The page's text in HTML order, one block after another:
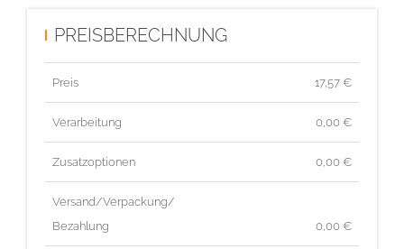
PREISBERECHNUNG
Preis 17,57 €
Verarbeitung 0,00 €
Zusatzoptionen 0,00 €
Versand/Verpackung/
Bezahlung
0,00 €